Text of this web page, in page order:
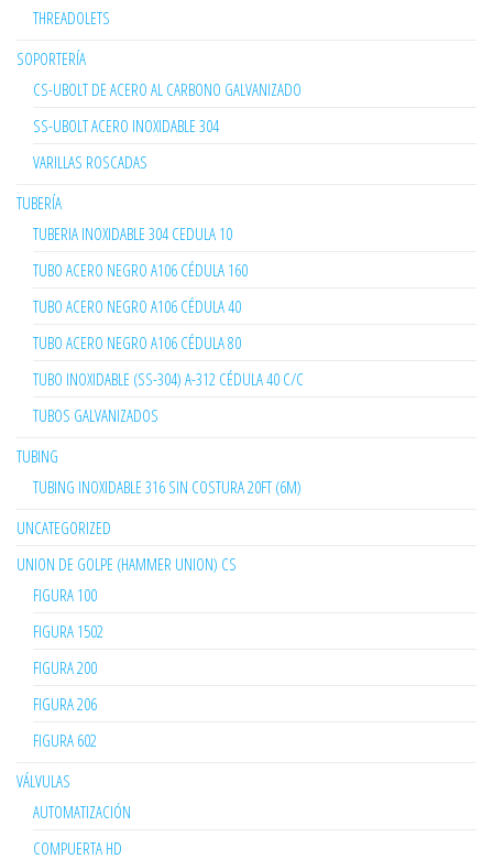
THREADOLETS
SOPORTERÍA
CS-UBOLT DE ACERO AL CARBONO GALVANIZADO
SS-UBOLT ACERO INOXIDABLE 304
VARILLAS ROSCADAS
TUBERÍA
TUBERIA INOXIDABLE 304 CEDULA 10
TUBO ACERO NEGRO A106 CÉDULA 160
TUBO ACERO NEGRO A106 CÉDULA 40
TUBO ACERO NEGRO A106 CÉDULA 80
TUBO INOXIDABLE (SS-304) A-312 CÉDULA 40 C/C
TUBOS GALVANIZADOS
TUBING
TUBING INOXIDABLE 316 SIN COSTURA 20FT (6M)
UNCATEGORIZED
UNION DE GOLPE (HAMMER UNION) CS
FIGURA 100
FIGURA 1502
FIGURA 200
FIGURA 206
FIGURA 602
VÁLVULAS
AUTOMATIZACIÓN
COMPUERTA HD